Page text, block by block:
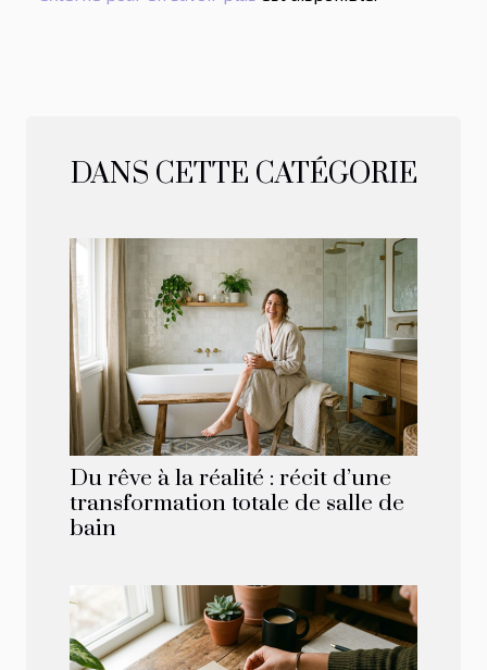
DANS CETTE CATÉGORIE
Du rêve à la réalité : récit d’une
transformation totale de salle de
bain